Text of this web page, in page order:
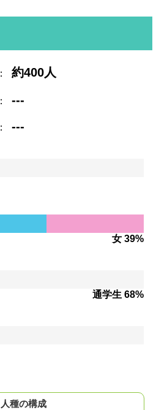
： 約400人
： ---
： ---
女 39%
通学生 68%
人種の構成